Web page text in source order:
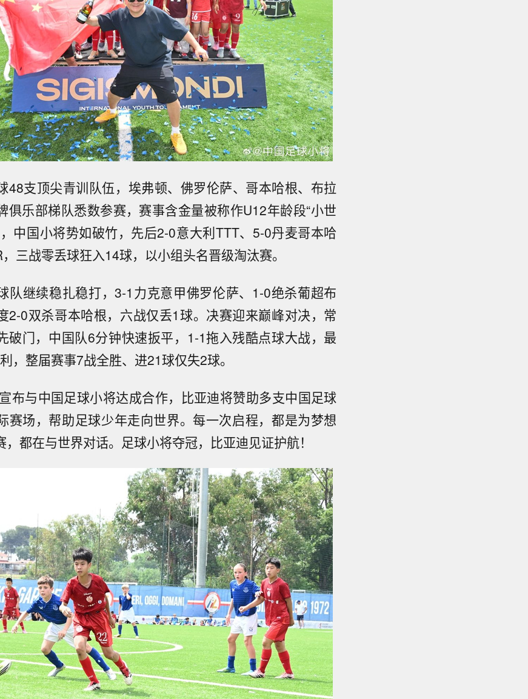
48支顶尖青训队伍，埃弗顿、佛罗伦萨、哥本哈根、布拉
俱乐部梯队悉数参赛，赛事含金量被称作U12年龄段“小世
中国小将势如破竹，先后2-0意大利TTT、5-0丹麦哥本哈
三战零丢球狂入14球，以小组头名晋级淘汰赛。
队继续稳扎稳打，3-1力克意甲佛罗伦萨、1-0绝杀葡超布
2-0双杀哥本哈根，六战仅丢1球。决赛迎来巅峰对决，常
破门，中国队6分钟快速扳平，1-1拖入残酷点球大战，最
，整届赛事7战全胜、进21球仅失2球。
布与中国足球小将达成合作，比亚迪将赞助多支中国足球
赛场，帮助足球少年走向世界。每一次启程，都是为梦想
都在与世界对话。足球小将夺冠，比亚迪见证护航！